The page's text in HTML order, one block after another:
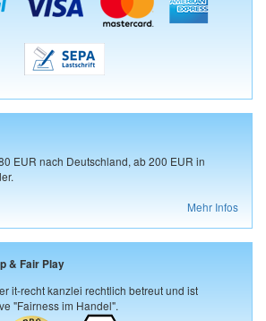
EUR nach Deutschland, ab 200 EUR in
Mehr Infos
& Fair Play
it-recht kanzlei rechtlich betreut und ist
"Fairness im Handel".